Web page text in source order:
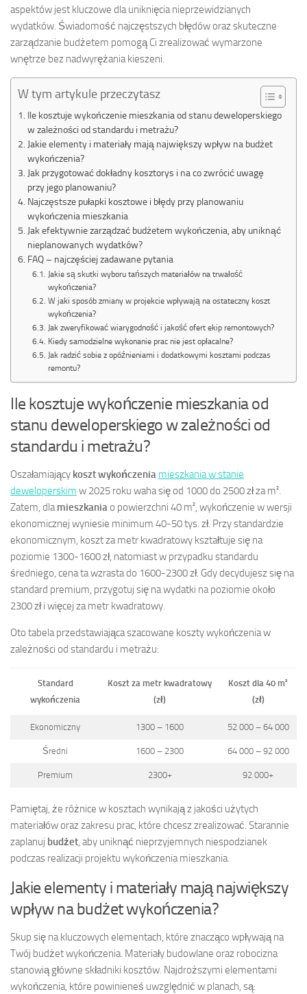
aspektów jest kluczowe dla uniknięcia nieprzewidzianych
wydatków. Świadomość najczęstszych błędów oraz skuteczne
zarządzanie budżetem pomogą Ci zrealizować wymarzone
wnętrze bez nadwyrężania kieszeni.
W tym artykule przeczytasz
Ile kosztuje wykończenie mieszkania od stanu deweloperskiego
w zależności od standardu i metrażu?
Jakie elementy i materiały mają największy wpływ na budżet
wykończenia?
Jak przygotować dokładny kosztorys i na co zwrócić uwagę
przy jego planowaniu?
Najczęstsze pułapki kosztowe i błędy przy planowaniu
wykończenia mieszkania
Jak efektywnie zarządzać budżetem wykończenia, aby uniknąć
nieplanowanych wydatków?
FAQ – najczęściej zadawane pytania
Jakie są skutki wyboru tańszych materiałów na trwałość
wykończenia?
W jaki sposób zmiany w projekcie wpływają na ostateczny koszt
wykończenia?
Jak zweryfikować wiarygodność i jakość ofert ekip remontowych?
Kiedy samodzielne wykonanie prac nie jest opłacalne?
Jak radzić sobie z opóźnieniami i dodatkowymi kosztami podczas
remontu?
Ile kosztuje wykończenie mieszkania od
stanu deweloperskiego w zależności od
standardu i metrażu?
Oszałamiający koszt wykończenia mieszkania w stanie
deweloperskim w 2025 roku waha się od 1000 do 2500 zł za m².
Zatem, dla mieszkania o powierzchni 40 m², wykończenie w wersji
ekonomicznej wyniesie minimum 40-50 tys. zł. Przy standardzie
ekonomicznym, koszt za metr kwadratowy kształtuje się na
poziomie 1300-1600 zł, natomiast w przypadku standardu
średniego, cena ta wzrasta do 1600-2300 zł. Gdy decydujesz się na
standard premium, przygotuj się na wydatki na poziomie około
2300 zł i więcej za metr kwadratowy.
Oto tabela przedstawiająca szacowane koszty wykończenia w
zależności od standardu i metrażu:
Standard
wykończenia
Koszt za metr kwadratowy
(zł)
Koszt dla 40 m²
(zł)
Ekonomiczny 1300 – 1600 52 000 – 64 000
Średni 1600 – 2300 64 000 – 92 000
Premium 2300+ 92 000+
Pamiętaj, że różnice w kosztach wynikają z jakości użytych
materiałów oraz zakresu prac, które chcesz zrealizować. Starannie
zaplanuj budżet, aby uniknąć nieprzyjemnych niespodzianek
podczas realizacji projektu wykończenia mieszkania.
Jakie elementy i materiały mają największy
wpływ na budżet wykończenia?
Skup się na kluczowych elementach, które znacząco wpływają na
Twój budżet wykończenia. Materiały budowlane oraz robocizna
stanowią główne składniki kosztów. Najdroższymi elementami
wykończenia, które powinieneś uwzględnić w planach, są: